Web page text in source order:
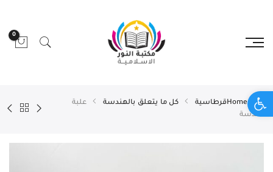
Open toolbar
0
Homeقرطاسية كل ما يتعلق بالهندسة
علبة
هندسة